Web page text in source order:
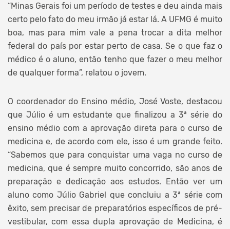
“Minas Gerais foi um período de testes e deu ainda mais
certo pelo fato do meu irmão já estar lá. A UFMG é muito
boa, mas para mim vale a pena trocar a dita melhor
federal do país por estar perto de casa. Se o que faz o
médico é o aluno, então tenho que fazer o meu melhor
de qualquer forma”, relatou o jovem.
O coordenador do Ensino médio, José Voste, destacou
que Júlio é um estudante que finalizou a 3ª série do
ensino médio com a aprovação direta para o curso de
medicina e, de acordo com ele, isso é um grande feito.
“Sabemos que para conquistar uma vaga no curso de
medicina, que é sempre muito concorrido, são anos de
preparação e dedicação aos estudos. Então ver um
aluno como Júlio Gabriel que concluiu a 3ª série com
êxito, sem precisar de preparatórios específicos de pré-
vestibular, com essa dupla aprovação de Medicina, é